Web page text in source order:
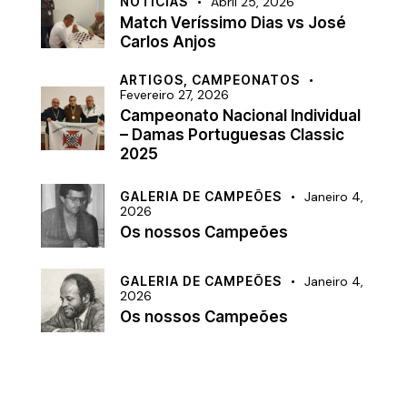
Match Veríssimo Dias vs José
Carlos Anjos
ARTIGOS, CAMPEONATOS
Fevereiro 27, 2026
Campeonato Nacional Individual
– Damas Portuguesas Classic
2025
GALERIA DE CAMPEÕES
Janeiro 4,
2026
Os nossos Campeões
GALERIA DE CAMPEÕES
Janeiro 4,
2026
Os nossos Campeões